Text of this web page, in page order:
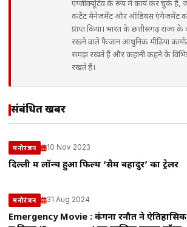
एग्जीक्यूटिव के रूप में कार्य कर चुके हैं,
कंटेंट मैनेजमेंट और ऑडियंस एंगेजमेंट का
प्राप्त किया। भारत के छत्तीसगढ़ राज्य
रखने वाले फैजान आधुनिक मीडिया
समझ रखते हैं और कहानी कहने के
रखते हैं।
संबंधित खबरें
मनोरंजन 10 Nov 2023
दिल्ली में लॉन्च हुआ फिल्म ‘सैम बहादुर’ का ट्रेलर
मनोरंजन 31 Aug 2024
Emergency Movie : कंगना रनौत ने ऐतिहासिक